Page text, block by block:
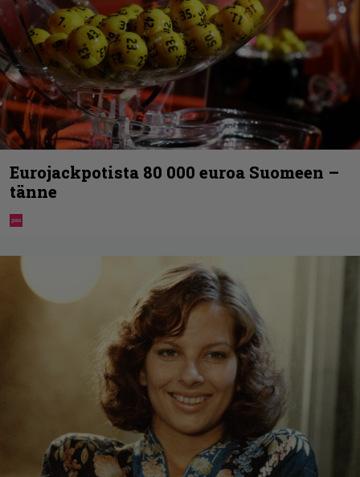
Eurojackpotista 80 000 euroa Suomeen –
tänne